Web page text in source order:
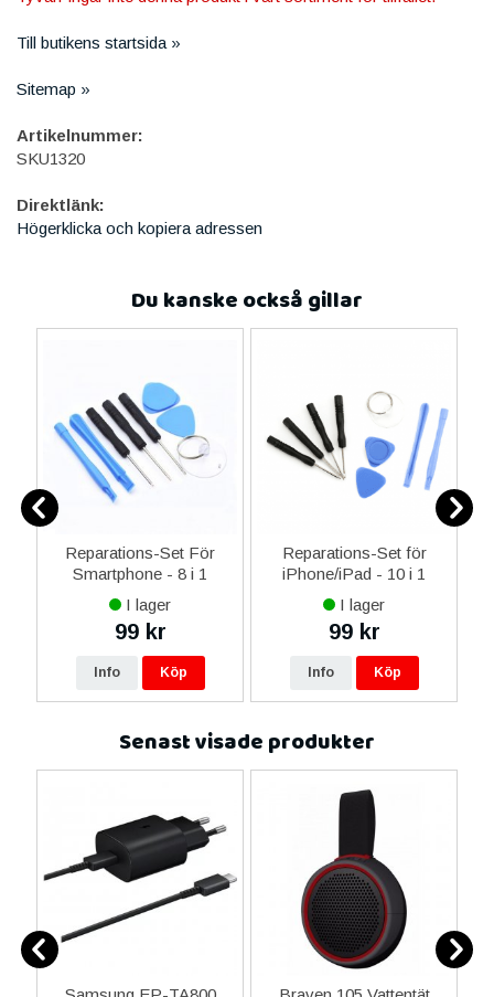
Till butikens startsida »
Sitemap »
Artikelnummer:
SKU1320
Direktlänk:
Högerklicka och kopiera adressen
Du kanske också gillar
Reparations-Set För
Smartphone - 8 i 1
I lager
99 kr
Info Köp
Reparations-Set för
iPhone/iPad - 10 i 1
I lager
99 kr
Info Köp
Senast visade produkter